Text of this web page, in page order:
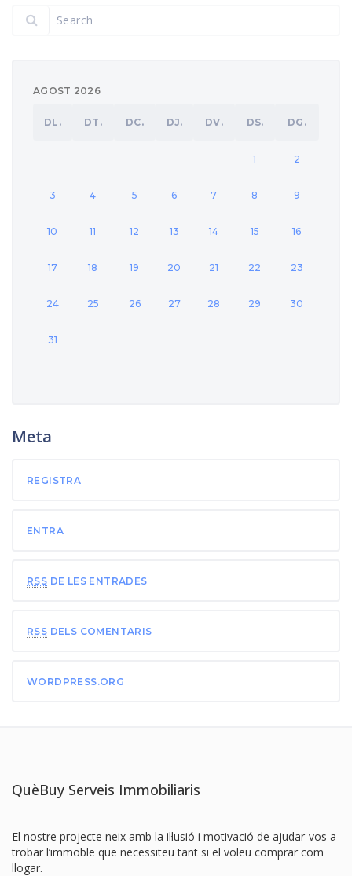
AGOST 2026
DL. DT. DC. DJ. DV. DS. DG.
1 2
3 4 5 6 7 8 9
10 11 12 13 14 15 16
17 18 19 20 21 22 23
24 25 26 27 28 29 30
31
Meta
REGISTRA
ENTRA
RSS DE LES ENTRADES
RSS DELS COMENTARIS
WORDPRESS.ORG
QuèBuy Serveis Immobiliaris
El nostre projecte neix amb la il·lusió i motivació de ajudar-vos a
trobar l’immoble que necessiteu tant si el voleu comprar com
llogar.